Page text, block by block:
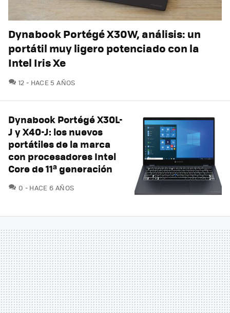
Dynabook Portégé X30W, análisis: un
portátil muy ligero potenciado con la
Intel Iris Xe
12 COMENTARIOS
HACE 5 AÑOS
Dynabook Portégé X30L-
J y X40-J: los nuevos
portátiles de la marca
con procesadores Intel
Core de 11ª generación
0 COMENTARIOS
HACE 6 AÑOS